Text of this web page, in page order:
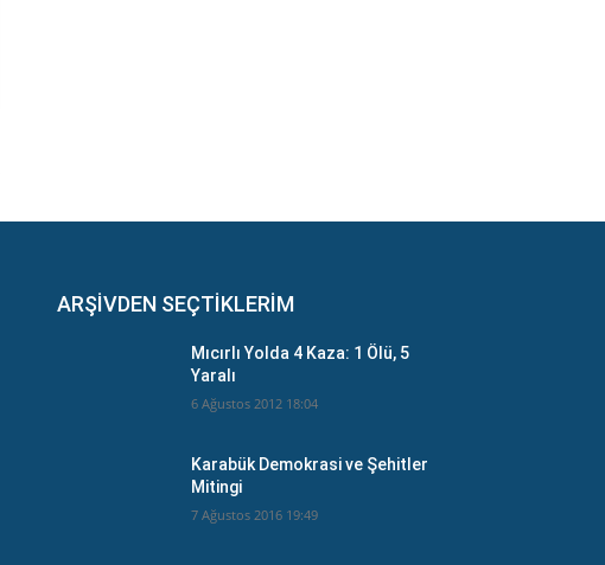
ARŞİVDEN SEÇTİKLERİM
Mıcırlı Yolda 4 Kaza: 1 Ölü, 5
Yaralı
6 Ağustos 2012 18:04
Karabük Demokrasi ve Şehitler
Mitingi
7 Ağustos 2016 19:49